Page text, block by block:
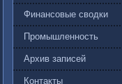
Финансовые сводки
Промышленность
Архив записей
Контакты